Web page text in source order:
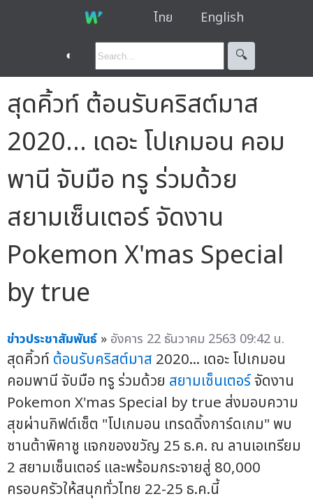
ไทย English
◐ 🔍︎
สุดคิ้วท์ ต้อนรับคริสต์มาส
2020... เดอะ โปเกมอน คอม
พานี จับมือ ทรู ร่วมด้วย
สยามเซ็นเตอร์ จัดงาน
Pokemon X'mas Special
by true
ข่าวประชาสัมพันธ์ » อังคาร 22 ธันวาคม 2563 09:42 น.
สุดคิ้วท์ ต้อนรับคริสต์มาส 2020... เดอะ โปเกมอน
คอมพานี จับมือ ทรู ร่วมด้วย สยามเซ็นเตอร์จัดงาน
Pokemon X'mas Special by true ส่งมอบความ
สุขผ่านกิฟต์เซ็ต "โปเกมอน เทรดดิ้งการ์ดเกม" พบ
ซานต้าพิคาชู แจกของขวัญ 25 ธ.ค. ณ ลานเอเทรียม
2 สยามเซ็นเตอร์ และพร้อมกระจายสู่ 80,000
ครอบครัวให้สนุกทั่วไทย 22-25 ธ.ค.นี้